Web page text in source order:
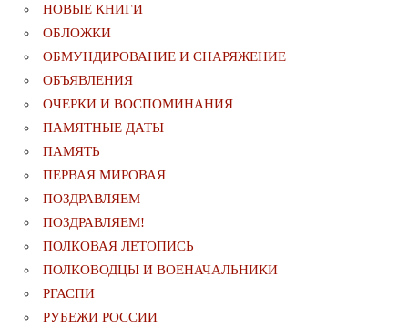
НОВЫЕ КНИГИ
ОБЛОЖКИ
ОБМУНДИРОВАНИЕ И СНАРЯЖЕНИЕ
ОБЪЯВЛЕНИЯ
ОЧЕРКИ И ВОСПОМИНАНИЯ
ПАМЯТНЫЕ ДАТЫ
ПАМЯТЬ
ПЕРВАЯ МИРОВАЯ
ПОЗДРАВЛЯЕМ
ПОЗДРАВЛЯЕМ!
ПОЛКОВАЯ ЛЕТОПИСЬ
ПОЛКОВОДЦЫ И ВОЕНАЧАЛЬНИКИ
РГАСПИ
РУБЕЖИ РОССИИ